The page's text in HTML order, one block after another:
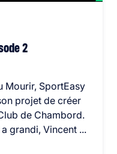
2
Mourir, SportEasy
projet de créer
de Chambord.
grandi, Vincent ...